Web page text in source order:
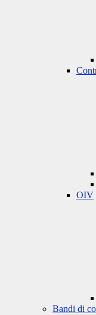
OIV
Bandi di